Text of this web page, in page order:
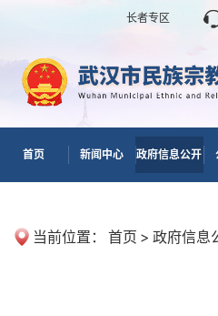
长者专区
首页 新闻中心 政府信息公开
当前位置： 首页 > 政府信息